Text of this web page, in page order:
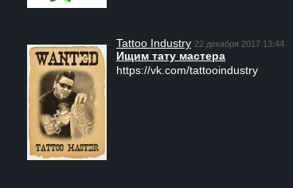
Tattoo Industry 22 декабря 2017 13:44
Ищим тату мастера
https://vk.com/tattooindustry